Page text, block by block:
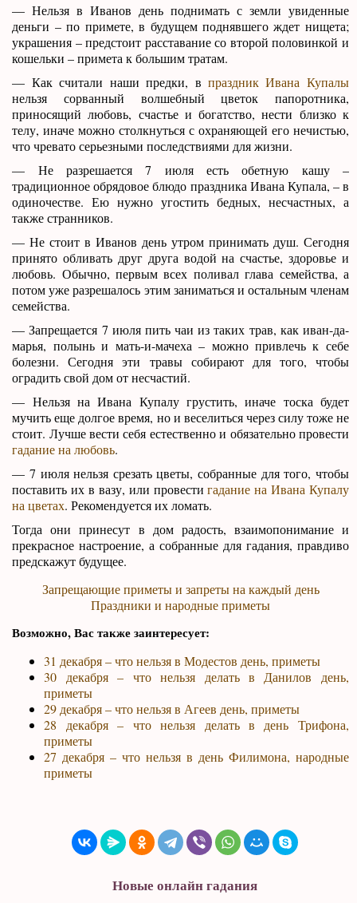
— Нельзя в Иванов день поднимать с земли увиденные
деньги – по примете, в будущем поднявшего ждет нищета;
украшения – предстоит расставание со второй половинкой и
кошельки – примета к большим тратам.
— Как считали наши предки, впраздник Ивана Купалы
нельзя сорванный волшебный цветок папоротника,
приносящий любовь, счастье и богатство, нести близко к
телу, иначе можно столкнуться с охраняющей его нечистью,
что чревато серьезными последствиями для жизни.
— Не разрешается 7 июля есть обетную кашу –
традиционное обрядовое блюдо праздника Ивана Купала, – в
одиночестве. Ею нужно угостить бедных, несчастных, а
также странников.
— Не стоит в Иванов день утром принимать душ. Сегодня
принято обливать друг друга водой на счастье, здоровье и
любовь. Обычно, первым всех поливал глава семейства, а
потом уже разрешалось этим заниматься и остальным членам
семейства.
— Запрещается 7 июля пить чаи из таких трав, как иван-да-
марья, полынь и мать-и-мачеха – можно привлечь к себе
болезни. Сегодня эти травы собирают для того, чтобы
оградить свой дом от несчастий.
— Нельзя на Ивана Купалу грустить, иначе тоска будет
мучить еще долгое время, но и веселиться через силу тоже не
стоит. Лучше вести себя естественно и обязательно провести
гадание на любовь.
— 7 июля нельзя срезать цветы, собранные для того, чтобы
поставить их в вазу, или провестигадание на Ивана Купалу
на цветах. Рекомендуется их ломать.
Тогда они принесут в дом радость, взаимопонимание и
прекрасное настроение, а собранные для гадания, правдиво
предскажут будущее.
Запрещающие приметы и запреты на каждый день
Праздники и народные приметы
Возможно, Вас также заинтересует:
31 декабря – что нельзя в Модестов день, приметы
30 декабря – что нельзя делать в Данилов день,
приметы
29 декабря – что нельзя в Агеев день, приметы
28 декабря – что нельзя делать в день Трифона,
приметы
27 декабря – что нельзя в день Филимона, народные
приметы
Новые онлайн гадания